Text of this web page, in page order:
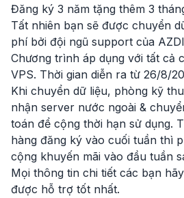
Đăng ký 3 năm tặng thêm 3
Tất nhiên bạn sẽ được chuyển
phí bởi đội ngũ support của
Chương trình áp dụng với tất cả
VPS. Thời gian diễn ra từ 26/8/
Khi chuyển dữ liệu, phòng kỹ
nhận server nước ngoài &
toán để cộng thời hạn sử dụng.
hàng đăng ký vào cuối tuần thì
cộng khuyến mãi vào đầu tuần
Mọi thông tin chi tiết các bạn
được hỗ trợ tốt nhất.